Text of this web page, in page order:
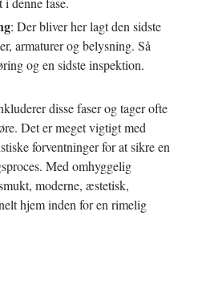
: Der bliver her lagt den sidste
armaturer og belysning. Så
og en sidste inspektion.
disse faser og tager ofte
Det er meget vigtigt med
forventninger for at sikre en
Med omhyggelig
moderne, æstetisk,
hjem inden for en rimelig